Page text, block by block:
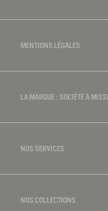
MENTIONS LÉGALES
LA MARQUE : SOCIÉTÉ À
NOS SERVICES
NOS COLLECTIONS